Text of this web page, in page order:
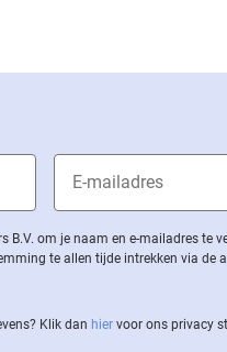
om je naam en e-mailadres te
te allen tijde intrekken via de
Klik dan hier voor ons privacy